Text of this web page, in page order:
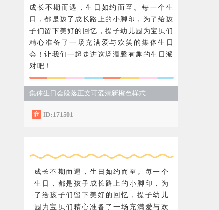
成长不期而遇，生日如约而至。每一个生
日，都是孩子成长路上的小脚印，为了给孩
子们留下美好的回忆，提子幼儿园为宝贝们
精心准备了一场充满爱与欢笑的集体生日
会！让我们一起走进这场温馨有趣的生日派
对吧！
集体生日会段落正文可爱清新橙色样式
ID:171501
成长不期而遇，生日如约而至。每一个
生日，都是孩子成长路上的小脚印，为
了给孩子们留下美好的回忆，提子幼儿
园为宝贝们精心准备了一场充满爱与欢